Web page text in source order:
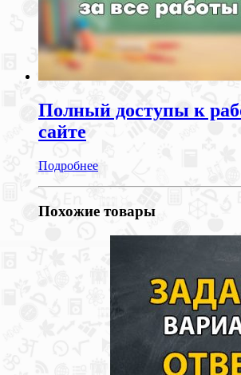
Полный доступы к
сайте
Подробнее
Похожие товары